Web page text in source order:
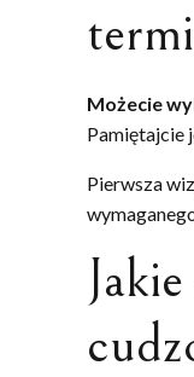
Możecie
Pamiętajcie
Pierwsza